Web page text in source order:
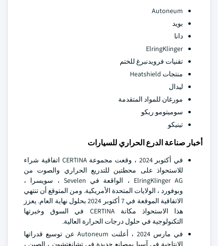
Autoneum
بويد
دانا
ElringKlinger
تقنيات فرويدنبرغ للختم
منتجات Heatshield
ليدال
مورغان للمواد المتقدمة
سوميتومو ريكو
تينيكو
أخبار صناعة الدرع الحراري للسيارات
في أكتوبر 2024 ، وقعت مجموعة CERTINA اتفاقية شراء
للاستحواذ على محطتين للتدريع الحراري والصوت من
ElringKlinger AG ، الواقعة في Sevelen ، سويسرا ،
وبوفورد ، الولايات المتحدة الأمريكية. ومن المتوقع أن تنتهي
الاتفاقية الموقعة في 7 أكتوبر 2024 بحلول نهاية العام. يعزز
هذا الاستحواذ مكانة CERTINA في السوق وخبرتها
التكنولوجية في حلول درجات الحرارة العالية.
في مارس 2024 ، أعلنت Autoneum عن توسيع قدراتها
الإنتاجية في آسيا بمصانع جديدة في تشانغتشون ، الصين ،